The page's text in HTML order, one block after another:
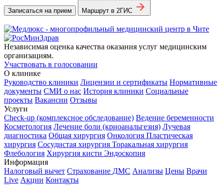
Записаться на прием Маршрут в 2ГИС
Независимая оценка качества оказания услуг медицинским
организациям.
Участвовать в голосовании
О клинике
Руководство клиники Лицензии и сертификаты Нормативные
документы СМИ о нас История клиники Социальные
проекты Вакансии Отзывы
Услуги
Check-up (комплексное обследование) Ведение беременности
Косметология Лечение боли (криоанальгезия) Лучевая
диагностика Общая хирургия Онкология Пластическая
хирургия Сосудистая хирургия Торакальная хирургия
Флебология Хирургия кисти Эндоскопия
Информация
Налоговый вычет Страхование ДМС Анализы Цены Врачи
Live Акции Контакты